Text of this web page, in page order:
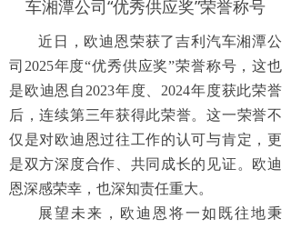
车湘潭公司“优秀供应奖”荣誉称号
近日，欧迪恩荣获了吉利汽车湘潭公
司2025年度“优秀供应奖”荣誉称号，这也
是欧迪恩自2023年度、2024年度获此荣誉
后，连续第三年获得此荣誉。这一荣誉不
仅是对欧迪恩过往工作的认可与肯定，更
是双方深度合作、共同成长的见证。欧迪
恩深感荣幸，也深知责任重大。
展望未来，欧迪恩将一如既往地秉